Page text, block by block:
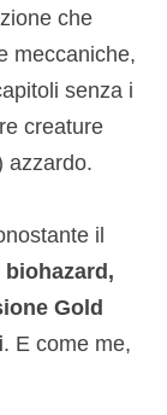
che
meccaniche,
senza i
creature
azzardo.
il
Gold
. E come me,